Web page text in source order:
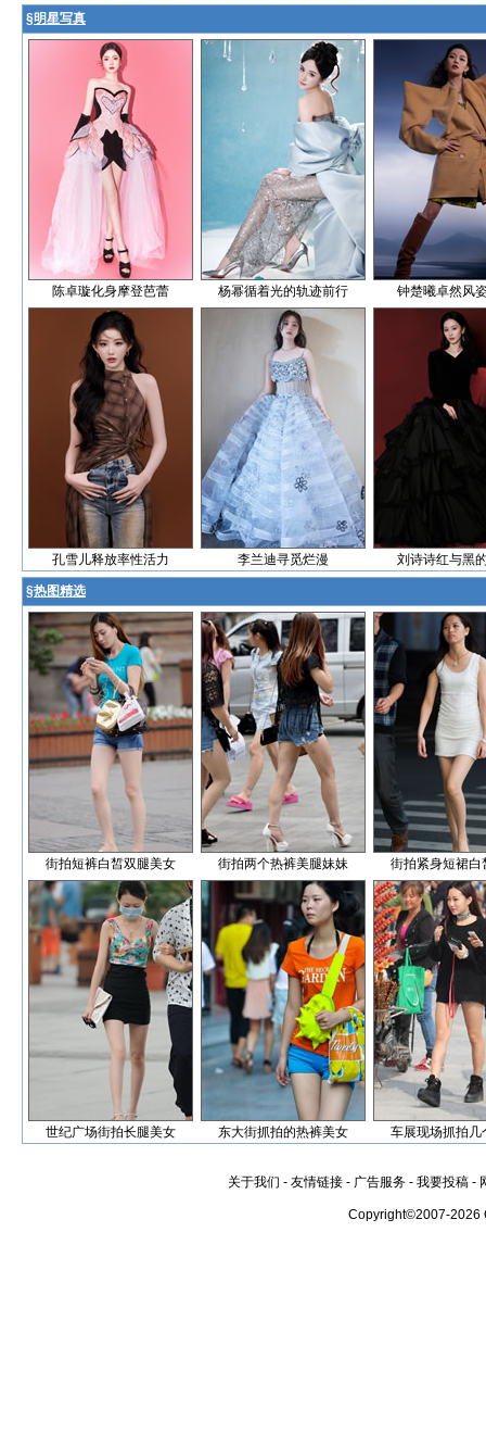
§明星写真
陈卓璇化身摩登芭蕾 杨幂循着光的轨迹前行 钟楚曦卓然风
孔雪儿释放率性活力 李兰迪寻觅烂漫 刘诗诗红与黑
§热图精选
街拍短裤白皙双腿美女 街拍两个热裤美腿妹妹 街拍紧身短裙白
世纪广场街拍长腿美女 东大街抓拍的热裤美女 车展现场抓拍几
关于我们 - 友情链接 - 广告服务 - 我要投稿 -
Copyright©2007-2026